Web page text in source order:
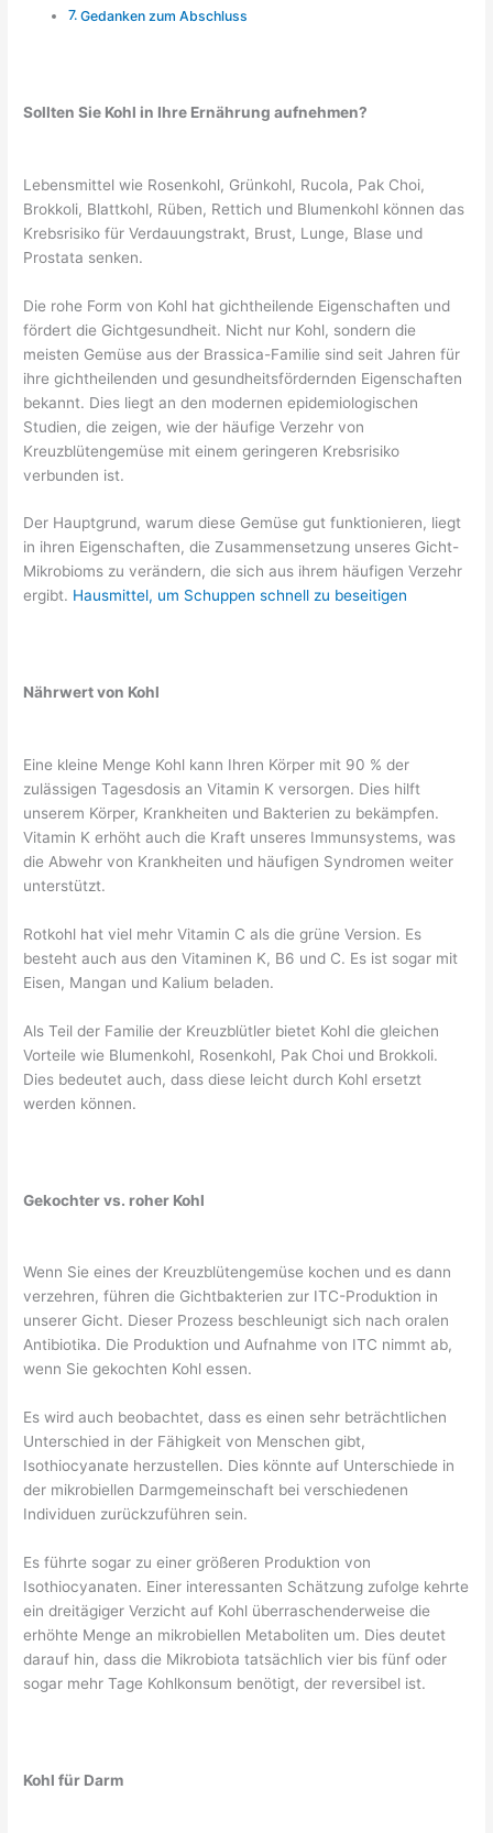
Gedanken zum Abschluss
Sollten Sie Kohl in Ihre Ernährung aufnehmen?
Lebensmittel wie Rosenkohl, Grünkohl, Rucola, Pak Choi,
Brokkoli, Blattkohl, Rüben, Rettich und Blumenkohl können das
Krebsrisiko für Verdauungstrakt, Brust, Lunge, Blase und
Prostata senken.
Die rohe Form von Kohl hat gichtheilende Eigenschaften und
fördert die Gichtgesundheit. Nicht nur Kohl, sondern die
meisten Gemüse aus der Brassica-Familie sind seit Jahren für
ihre gichtheilenden und gesundheitsfördernden Eigenschaften
bekannt. Dies liegt an den modernen epidemiologischen
Studien, die zeigen, wie der häufige Verzehr von
Kreuzblütengemüse mit einem geringeren Krebsrisiko
verbunden ist.
Der Hauptgrund, warum diese Gemüse gut funktionieren, liegt
in ihren Eigenschaften, die Zusammensetzung unseres Gicht-
Mikrobioms zu verändern, die sich aus ihrem häufigen Verzehr
ergibt. Hausmittel, um Schuppen schnell zu beseitigen
Nährwert von Kohl
Eine kleine Menge Kohl kann Ihren Körper mit 90 % der
zulässigen Tagesdosis an Vitamin K versorgen. Dies hilft
unserem Körper, Krankheiten und Bakterien zu bekämpfen.
Vitamin K erhöht auch die Kraft unseres Immunsystems, was
die Abwehr von Krankheiten und häufigen Syndromen weiter
unterstützt.
Rotkohl hat viel mehr Vitamin C als die grüne Version. Es
besteht auch aus den Vitaminen K, B6 und C. Es ist sogar mit
Eisen, Mangan und Kalium beladen.
Als Teil der Familie der Kreuzblütler bietet Kohl die gleichen
Vorteile wie Blumenkohl, Rosenkohl, Pak Choi und Brokkoli.
Dies bedeutet auch, dass diese leicht durch Kohl ersetzt
werden können.
Gekochter vs. roher Kohl
Wenn Sie eines der Kreuzblütengemüse kochen und es dann
verzehren, führen die Gichtbakterien zur ITC-Produktion in
unserer Gicht. Dieser Prozess beschleunigt sich nach oralen
Antibiotika. Die Produktion und Aufnahme von ITC nimmt ab,
wenn Sie gekochten Kohl essen.
Es wird auch beobachtet, dass es einen sehr beträchtlichen
Unterschied in der Fähigkeit von Menschen gibt,
Isothiocyanate herzustellen. Dies könnte auf Unterschiede in
der mikrobiellen Darmgemeinschaft bei verschiedenen
Individuen zurückzuführen sein.
Es führte sogar zu einer größeren Produktion von
Isothiocyanaten. Einer interessanten Schätzung zufolge kehrte
ein dreitägiger Verzicht auf Kohl überraschenderweise die
erhöhte Menge an mikrobiellen Metaboliten um. Dies deutet
darauf hin, dass die Mikrobiota tatsächlich vier bis fünf oder
sogar mehr Tage Kohlkonsum benötigt, der reversibel ist.
Kohl für Darm